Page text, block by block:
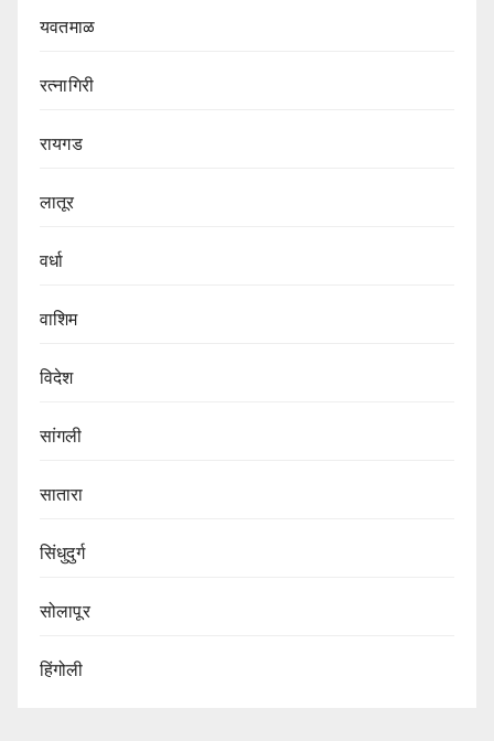
यवतमाळ
रत्नागिरी
रायगड
लातूर
वर्धा
वाशिम
विदेश
सांगली
सातारा
सिंधुदुर्ग
सोलापूर
हिंगोली